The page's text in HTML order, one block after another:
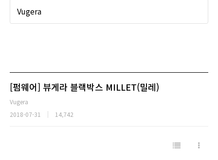
Vugera
[펌웨어] 뷰게라 블랙박스 MILLET(밀레)
Vugera
2018-07-31
14,742